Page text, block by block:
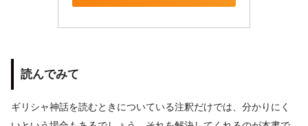
読んでみて
ギリシャ神話を読むときについている注釈だけでは、分かりにく